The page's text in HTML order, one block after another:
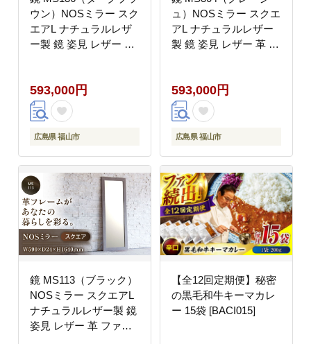
ウン）NOSミラー スク
エアL ナチュラルレザ
ー製 鏡 姿見 レザー 革
株式会社心石工芸
[BABV008]
593,000円
広島県 福山市
ュ）NOSミラー スクエ
アL ナチュラルレザー
製 鏡 姿見 レザー 革 フ
株式会社心石工芸
[BABV009]
593,000円
広島県 福山市
鏡 MS113（ブラック）
NOSミラー スクエアL
ナチュラルレザー製 鏡
姿見 レザー 革 ファニ
【全12回定期便】秘密
の黒毛和牛キーマカレ
ー 15袋 [BACI015]